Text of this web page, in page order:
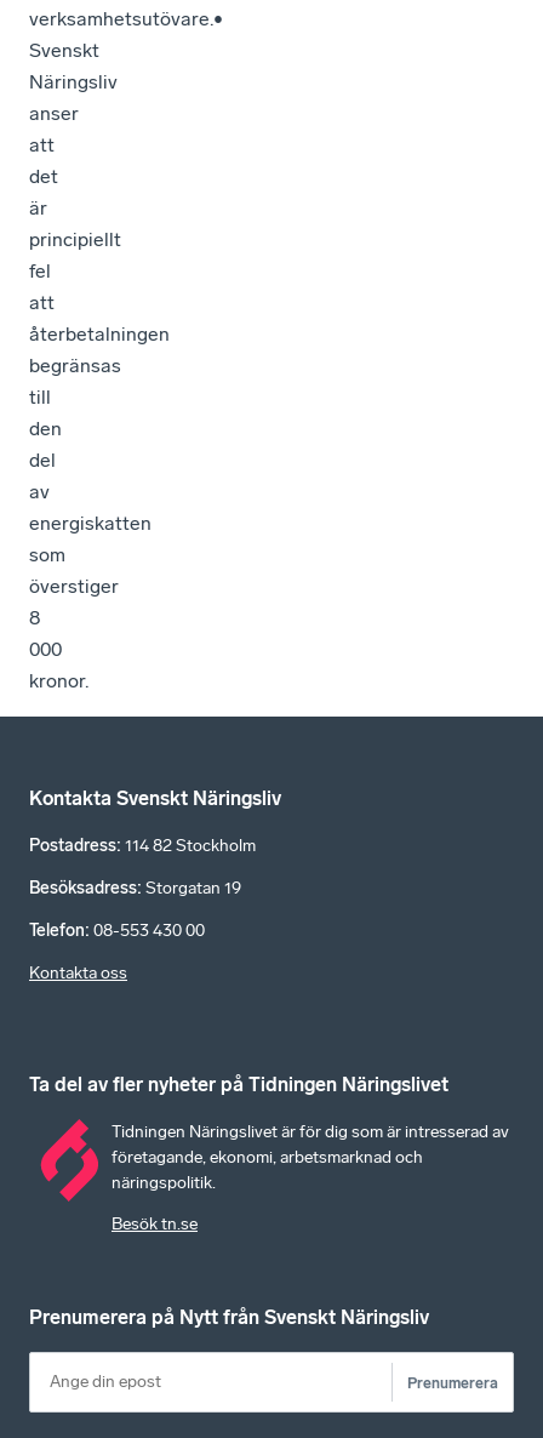
verksamhetsutövare.•
Svenskt
Näringsliv
anser
att
det
är
principiellt
fel
att
återbetalningen
begränsas
till
den
del
av
energiskatten
som
överstiger
8
000
kronor.
Kontakta Svenskt Näringsliv
Postadress: 114 82 Stockholm
Besöksadress: Storgatan 19
Telefon: 08-553 430 00
Kontakta oss
Ta del av fler nyheter på Tidningen Näringslivet
Tidningen Näringslivet är för dig som är intresserad av
företagande, ekonomi, arbetsmarknad och
näringspolitik.
Besök tn.se
Prenumerera på Nytt från Svenskt Näringsliv
Prenumerera